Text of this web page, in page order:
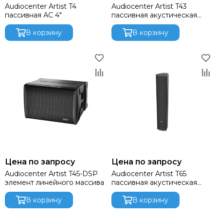
dB Technologies
DBX
DIALighting
DJ POWER
Dynacord
ECO
Eighteen Sound
FBT
FBW
FOCUSRITE
Fonestar
FINE ART
Audiocenter Artist T4
пассивная АС 4"
В корзину
Audiocenter Artist T43
пассивная акустическая
колонна
В корзину
Цена по запросу
Audiocenter Artist T45-DSP
элемент линейного массива
В корзину
Цена по запросу
Audiocenter Artist T65
пассивная акустическая
колонна
В корзину